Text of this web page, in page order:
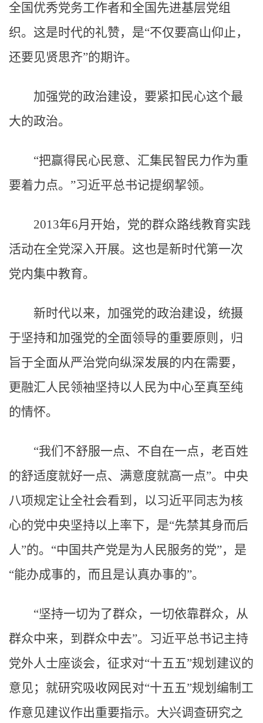
全国优秀党务工作者和全国先进基层党组
织。这是时代的礼赞，是“不仅要高山仰止，
还要见贤思齐”的期许。
加强党的政治建设，要紧扣民心这个最
大的政治。
“把赢得民心民意、汇集民智民力作为重
要着力点。”习近平总书记提纲挈领。
2013年6月开始，党的群众路线教育实践
活动在全党深入开展。这也是新时代第一次
党内集中教育。
新时代以来，加强党的政治建设，统摄
于坚持和加强党的全面领导的重要原则，归
旨于全面从严治党向纵深发展的内在需要，
更融汇人民领袖坚持以人民为中心至真至纯
的情怀。
“我们不舒服一点、不自在一点，老百姓
的舒适度就好一点、满意度就高一点”。中央
八项规定让全社会看到，以习近平同志为核
心的党中央坚持以上率下，是“先禁其身而后
人”的。“中国共产党是为人民服务的党”，是
“能办成事的，而且是认真办事的”。
“坚持一切为了群众，一切依靠群众，从
群众中来，到群众中去”。习近平总书记主持
党外人士座谈会，征求对“十五五”规划建议的
意见；就研究吸收网民对“十五五”规划编制工
作意见建议作出重要指示。大兴调查研究之